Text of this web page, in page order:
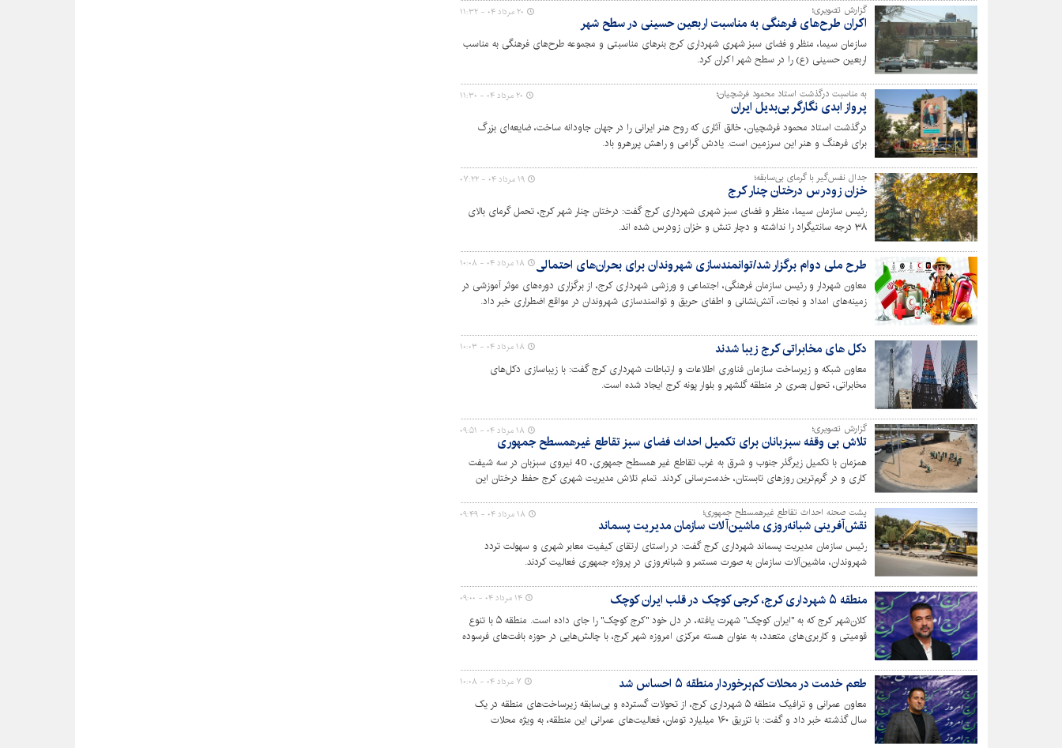
گزارش تصویری؛
اکران طرح‌های فرهنگی به مناسبت اربعین حسینی در سطح شهر
سازمان سیما، منظر و فضای سبز شهری شهرداری کرج بنرهای مناسبتی و مجموعه طرح‌های فرهنگی به مناسب
اربعین حسینی (ع) را در سطح شهر اکران کرد.
۲۰ مرداد ۰۴ - ۱۱:۳۲
به مناسبت درگذشت استاد محمود فرشچیان؛
پرواز ابدی نگارگر بی‌بدیل ایران
درگذشت استاد محمود فرشچیان، خالق آثاری که روح هنر ایرانی را در جهان جاودانه ساخت، ضایعه‌ای بزرگ
برای فرهنگ و هنر این سرزمین است. یادش گرامی و راهش پررهرو باد.
۲۰ مرداد ۰۴ - ۱۱:۳۰
جدال نفس‌گیر با گرمای بی‌سابقه؛
خزان زودرس درختان چنار کرج
رئیس سازمان سیما، منظر و فضای سبز شهری شهرداری کرج گفت: درختان چنار شهر کرج، تحمل گرمای بالای
۳۸ درجه سانتیگراد را نداشته و دچار تنش و خزان زودرس شده اند.
۱۹ مرداد ۰۴ - ۰۷:۲۲
طرح ملی دوام برگزار شد/توانمندسازی شهروندان برای بحران‌های احتمالی
معاون شهردار و رئیس سازمان فرهنگی، اجتماعی و ورزشی شهرداری کرج، از برگزاری دوره‌های موثر آموزشی در
زمینه‌های امداد و نجات، آتش‌نشانی و اطفای حریق و توانمندسازی شهروندان در مواقع اضطراری خبر داد.
۱۸ مرداد ۰۴ - ۱۰:۰۸
دکل های مخابراتی کرج زیبا شدند
معاون شبکه و زیرساخت سازمان فناوری اطلاعات و ارتباطات شهرداری کرج گفت: با زیباسازی دکل‌های
مخابراتی، تحول بصری در منطقه گلشهر و بلوار پونه کرج ایجاد شده است.
۱۸ مرداد ۰۴ - ۱۰:۰۳
گزارش تصویری؛
تلاش بی وقفه سبزبانان برای تکمیل احداث فضای سبز تقاطع غیرهمسطح جمهوری
همزمان با تکمیل زیرگذر جنوب و شرق به غرب تقاطع غیر همسطح جمهوری، 40 نیروی سبزبان در سه شیفت
کاری و در گرم‌ترین روزهای تابستان، خدمت‌رسانی کردند. تمام تلاش مدیریت شهری کرج حفظ درختان این
اشجار معارض با اجرای پروژه فقط ۶ اصله جمع‌آوری و ۳۵۴ اصله در حاشیه همان پروژه جابجا و بازکاشت شده
که شکوفایی و سرسبزی و سلامت آنها هم‌اکنون زینت‌بخش کنارگذر پل روحانی شده است.
۱۸ مرداد ۰۴ - ۰۹:۵۱
پشت صحنه احداث تقاطع غیرهمسطح جمهوری؛
نقش‌آفرینی شبانه‌روزی ماشین‌آلات سازمان مدیریت پسماند
رئیس سازمان مدیریت پسماند شهرداری کرج گفت: در راستای ارتقای کیفیت معابر شهری و سهولت تردد
شهروندان، ماشین‌آلات سازمان به صورت مستمر و شبانه‌روزی در پروژه جمهوری فعالیت کردند.
۱۸ مرداد ۰۴ - ۰۹:۴۹
منطقه ۵ شهرداری کرج، کرجی کوچک در قلب ایران کوچک
کلان‌شهر کرج که به "ایران کوچک" شهرت یافته، در دل خود "کرج کوچک" را جای داده است. منطقه ۵ با تنوع
قومیتی و کاربری‌های متعدد، به عنوان هسته مرکزی امروزه شهر کرج، با چالش‌هایی در حوزه بافت‌های فرسوده
۱۴ مرداد ۰۴ - ۰۹:۰۰
طعم خدمت در محلات کم‌برخوردار منطقه ۵ احساس شد
معاون عمرانی و ترافیک منطقه ۵ شهرداری کرج، از تحولات گسترده و بی‌سابقه زیرساخت‌های منطقه در یک
سال گذشته خبر داد و گفت: با تزریق ۱۶۰ میلیارد تومان، فعالیت‌های عمرانی این منطقه، به ویژه محلات
۷ مرداد ۰۴ - ۱۰:۰۸